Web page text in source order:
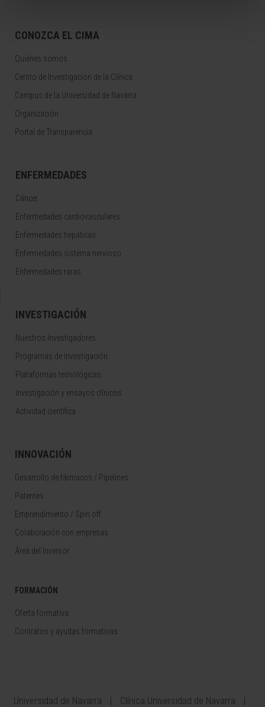
CONOZCA EL CIMA
Quiénes somos
Centro de Investigacion de la Clínica
Campus de la Universidad de Navarra
Organización
Portal de Transparencia
ENFERMEDADES
Cáncer
Enfermedades cardiovasculares
Enfermedades hepáticas
Enfermedades sistema nervioso
Enfermedades raras
INVESTIGACIÓN
Nuestros Investigadores
Programas de investigación
Plataformas tecnológicas
Investigación y ensayos clínicos
Actividad científica
INNOVACIÓN
Desarrollo de fármacos / Pipelines
Patentes
Emprendimiento / Spin off
Colaboración con empresas
Área del Inversor
FORMACIÓN
Oferta formativa
Contratos y ayudas formativas
Universidad de Navarra Clínica Universidad de Navarra